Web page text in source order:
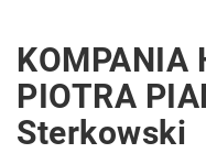
KOMPANIA
PIOTRA
Sterkowski